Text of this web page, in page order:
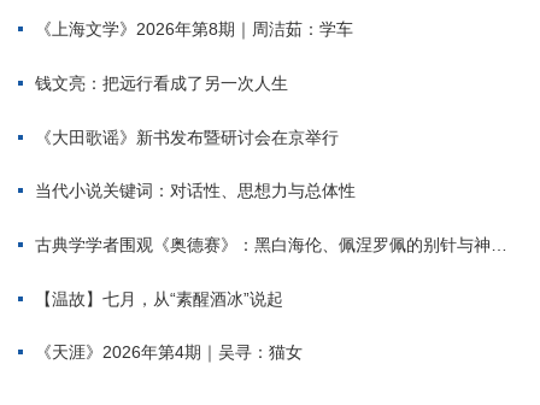
《上海文学》2026年第8期｜周洁茹：学车
钱文亮：把远行看成了另一次人生
《大田歌谣》新书发布暨研讨会在京举行
当代小说关键词：对话性、思想力与总体性
古典学学者围观《奥德赛》：黑白海伦、佩涅罗佩的别针与神秘入侵者
【温故】七月，从“素醒酒冰”说起
《天涯》2026年第4期｜吴寻：猫女